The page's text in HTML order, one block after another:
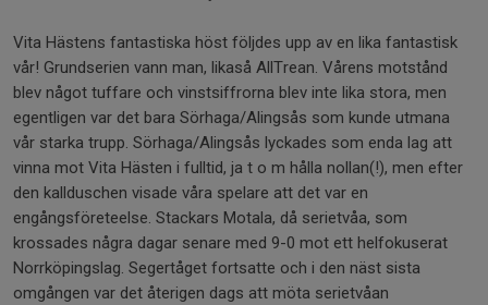
Vita Hästens fantastiska höst följdes upp av en lika fantastisk
vår! Grundserien vann man, likaså AllTrean. Vårens motstånd
blev något tuffare och vinstsiffrorna blev inte lika stora, men
egentligen var det bara Sörhaga/Alingsås som kunde utmana
vår starka trupp. Sörhaga/Alingsås lyckades som enda lag att
vinna mot Vita Hästen i fulltid, ja t o m hålla nollan(!), men efter
den kallduschen visade våra spelare att det var en
engångsföreteelse. Stackars Motala, då serietvåa, som
krossades några dagar senare med 9-0 mot ett helfokuserat
Norrköpingslag. Segertåget fortsatte och i den näst sista
omgången var det återigen dags att möta serietvåan